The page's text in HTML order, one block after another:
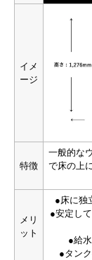
イメ
ージ
特徴
一般的な
で床の上
メリ
ット
●床に独
●安定し
●給
●タン